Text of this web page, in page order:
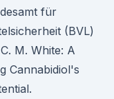
für
(BVL)
M. White: A
Cannabidiol's